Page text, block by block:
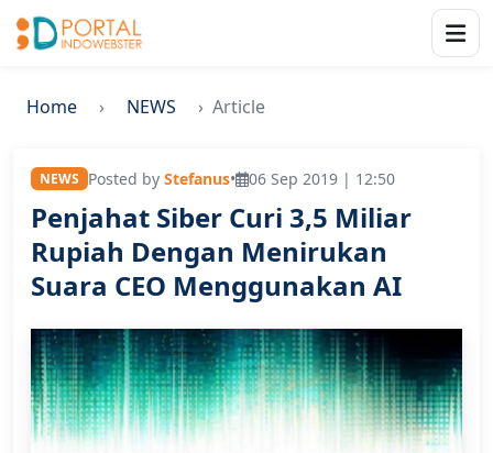
Home NEWS Article
NEWS Posted by Stefanus• 06 Sep 2019 | 12:50
Penjahat Siber Curi 3,5 Miliar
Rupiah Dengan Menirukan
Suara CEO Menggunakan AI